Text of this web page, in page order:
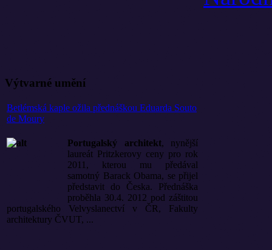
Výtvarné umění
Betlémská kaple ožila přednáškou Eduarda Souto
de Moury
Portugalský architekt, nynější
laureát Pritzkerovy ceny pro rok
2011, kterou mu předával
samotný Barack Obama, se přijel
představit do Česka. Přednáška
proběhla 30.4. 2012 pod záštitou
portugalského Velvyslanectví v ČR, Fakulty
architektury ČVUT, ...